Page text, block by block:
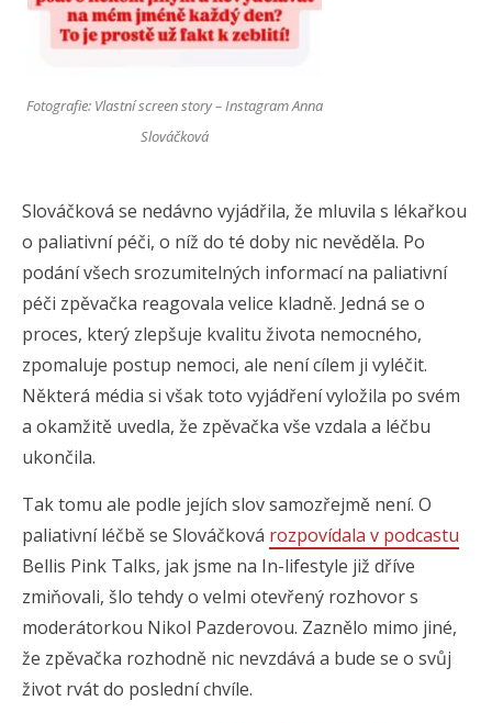
Fotografie: Vlastní screen story – Instagram Anna
Slováčková
Slováčková se nedávno vyjádřila, že mluvila s lékařkou
o paliativní péči, o níž do té doby nic nevěděla. Po
podání všech srozumitelných informací na paliativní
péči zpěvačka reagovala velice kladně. Jedná se o
proces, který zlepšuje kvalitu života nemocného,
zpomaluje postup nemoci, ale není cílem ji vyléčit.
Některá média si však toto vyjádření vyložila po svém
a okamžitě uvedla, že zpěvačka vše vzdala a léčbu
ukončila.
Tak tomu ale podle jejích slov samozřejmě není. O
paliativní léčbě se Slováčková rozpovídala v podcastu
Bellis Pink Talks, jak jsme na In-lifestyle již dříve
zmiňovali, šlo tehdy o velmi otevřený rozhovor s
moderátorkou Nikol Pazderovou. Zaznělo mimo jiné,
že zpěvačka rozhodně nic nevzdává a bude se o svůj
život rvát do poslední chvíle.